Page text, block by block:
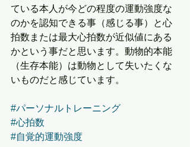
ている本人が今どの程度の運動強度な
のかを認知できる事（感じる事）と心
拍数または最大心拍数が近似値にある
かという事だと思います。動物的本能
（生存本能）は動物として失いたくな
いものだと感じています。
#パーソナルトレーニング
#心拍数
#自覚的運動強度